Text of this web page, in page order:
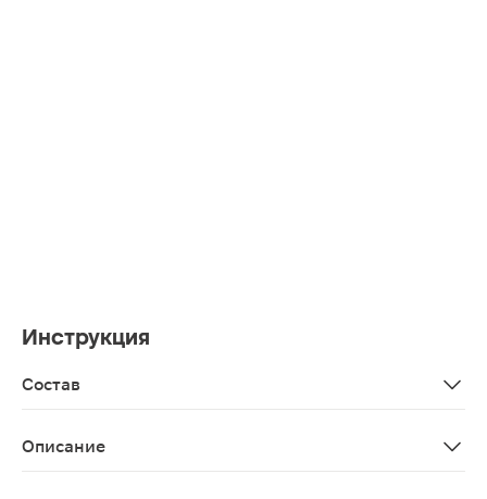
Инструкция
Состав
Описание